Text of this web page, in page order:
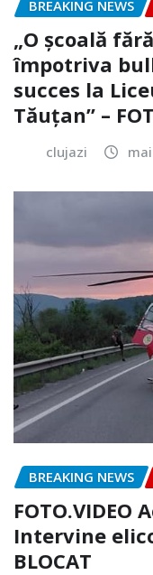
BREAKING NEWS
„O școală
împotriva
succes la
Tăuțan” –
clujazi
BREAKING NEWS
Intervine
BLOCAT